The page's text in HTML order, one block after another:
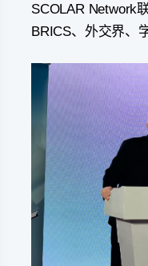
SCOLAR Network
BRICS、外交界、